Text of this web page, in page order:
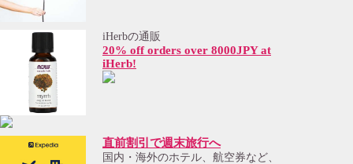
iHerbの通販
20% off orders over 8000JPY at
iHerb!
直前割引で週末旅行へ
国内・海外のホテル、航空券など、